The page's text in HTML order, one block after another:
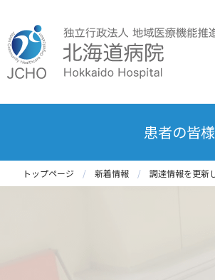
患者の皆
トップページ 新着情報 調達情報を更新